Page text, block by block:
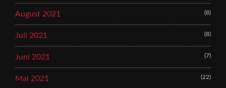
August 2021 (8)
Juli 2021 (8)
Juni 2021 (7)
Mai 2021 (22)